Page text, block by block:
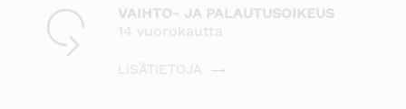
VAIHTO- JA PALAUTUSOIKEUS
14 vuorokautta
LISÄTIETOJA